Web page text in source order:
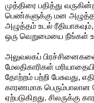
முத்திரை பதித்து
பெண்களுக்கு மன
அழுத்தம் உடல்
ஒரு வெறுமையை நீங்கள்
அலுவலகப்
மேலதிகாரிகள்
தோற்றம் பற்றி பேசுவது,
காரணமாக
ஏற்படுகிறது.